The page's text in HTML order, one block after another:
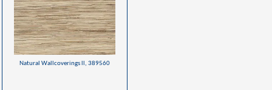
Natural Wallcoverings ll, 389560